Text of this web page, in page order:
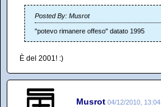
Posted By: Musrot
"potevo rimanere offeso" datato 1995
È del 2001! :)
Musrot 04/12/2010, 13:04